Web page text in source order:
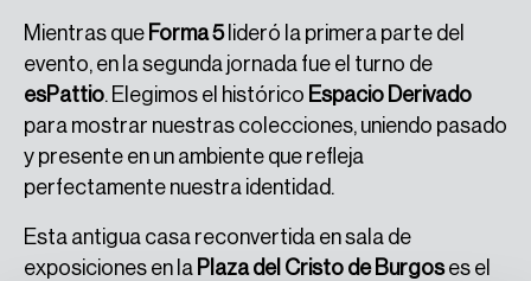
Mientras que Forma 5lideró la primera parte del
evento, en la segunda jornada fue el turno de
esPattio. Elegimos el histórico Espacio Derivado
para mostrar nuestras colecciones, uniendo pasado
y presente en un ambiente que refleja
perfectamente nuestra identidad.
Esta antigua casa reconvertida en sala de
exposiciones en la Plaza del Cristo de Burgoses el